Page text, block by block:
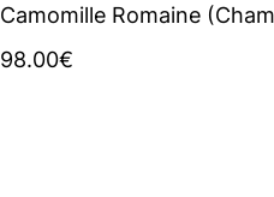
Camomille Romaine
98.00€